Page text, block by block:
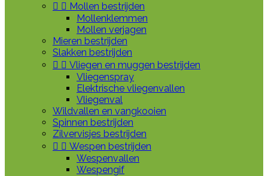
  Mollen bestrijden
Mollenklemmen
Mollen verjagen
Mieren bestrijden
Slakken bestrijden
  Vliegen en muggen bestrijden
Vliegenspray
Elektrische vliegenvallen
Vliegenval
Wildvallen en vangkooien
Spinnen bestrijden
Zilvervisjes bestrijden
  Wespen bestrijden
Wespenvallen
Wespengif